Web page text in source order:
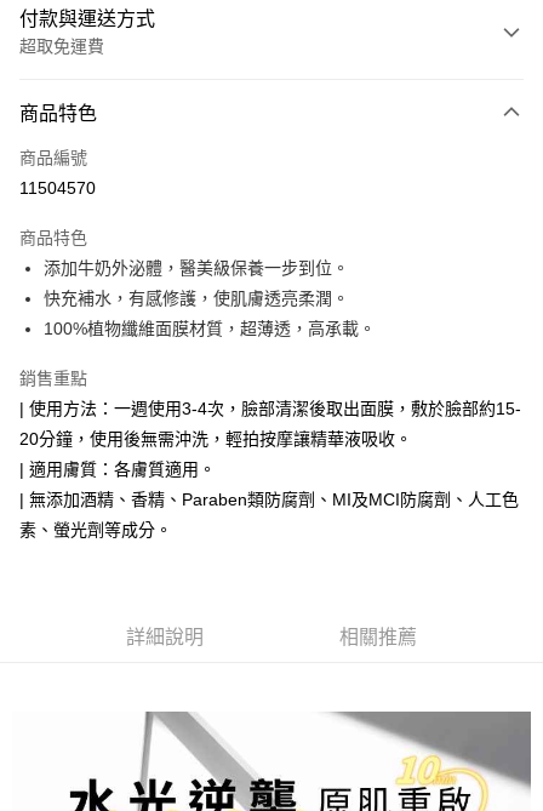
付款與運送方式
超取免運費
信用卡一次付款
LINE Pay
悠遊付
全盈+PAY
相關說明
【關於「AFTEE先享後付」】
AFTEE先享後付是「在收到商品之後才付款」的支付方式。 讓您購物簡單
便利好安心！
１．簡單：不需註冊會員、不需綁卡、不需儲值。
２．便利：只要手機號碼，簡訊認證，即可結帳。
３．安心：先確認商品／服務後，再付款。
２．訂單成立數日內，您將收到繳費通知簡訊。
３．收到繳費通知簡訊後14天內，點擊此簡訊中的連結，可透過四大超商／
購買商品的店家。未經商家同意取消之訂單仍視為有效，需透過AFTEE先享
後付繳納相關費用。
※ 交易是否成功請以「AFTEE先享後付 」之結帳頁面顯示為準，若有關於
是否繳費成功／繳費後需取消欲退款等相關疑問，請聯繫「AFTEE先享後付
客戶支援中心」https://netprotections.freshdesk.com/support/home
ATM付款
付款後全家取貨
每筆NT$70，滿NT$699(含以上)免運費
7-11超取$699免運
每筆NT$70，滿NT$699(含以上)免運費
商品特色
商品編號
11504570
商品特色
添加牛奶外泌體，醫美級保養一步到位。
快充補水，有感修護，使肌膚透亮柔潤。
100%植物纖維面膜材質，超薄透，高承載。
銷售重點
| 使用方法：一週使用3-4次，臉部清潔後取出面膜，敷於臉部約15-
20分鐘，使用後無需沖洗，輕拍按摩讓精華液吸收。
| 適用膚質：各膚質適用。
| 無添加酒精、香精、Paraben類防腐劑、MI及MCI防腐劑、人工色
素、螢光劑等成分。
詳細說明 相關推薦